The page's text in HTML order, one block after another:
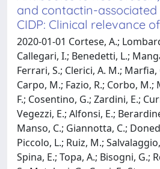
and contactin-associated
CIDP: Clinical relevance
2020-01-01 Cortese, A.;
Callegari, I.; Benedetti, L.;
Ferrari, S.; Clerici, A. M.;
Carpo, M.; Fazio, R.; Corbo, M.;
F.; Cosentino, G.; Zardini, E.;
Vegezzi, E.; Alfonsi, E.;
Manso, C.; Giannotta, C.;
Piccolo, L.; Ruiz, M.;
Spina, E.; Topa, A.; Bisogni, G.;